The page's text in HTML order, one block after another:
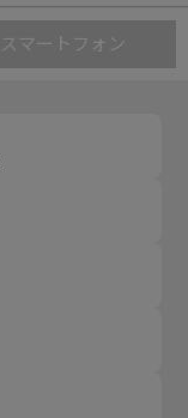
スマートフォン